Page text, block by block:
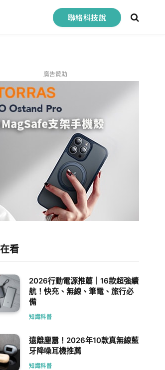
聯絡科技說
廣告贊助
看
2026行動電源推薦｜16款超強續
航！快充、無線、筆電、旅行必
備
知識科普
遠離塵囂！2026年10款真無線藍
牙降噪耳機推薦
知識科普